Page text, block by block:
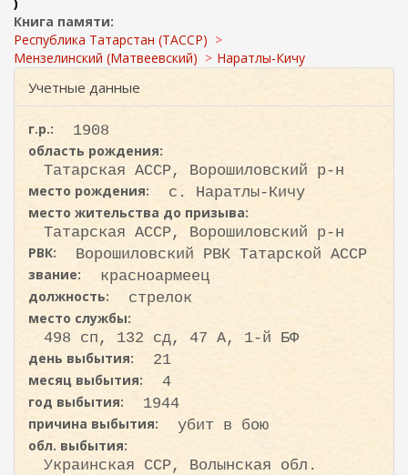
и
с
к
Книга памяти:
Республика Татарстан (ТАССР)
Мензелинский (Матвеевский)
Наратлы-Кичу
Учетные данные
г.р.:
1908
область рождения:
Татарская АССР, Ворошиловский р-н
место рождения:
с. Наратлы-Кичу
место жительства до призыва:
Татарская АССР, Ворошиловский р-н
РВК:
Ворошиловский РВК Татарской АССР
звание:
красноармеец
должность:
стрелок
место службы:
498 сп, 132 сд, 47 А, 1-й БФ
день выбытия:
21
месяц выбытия:
4
год выбытия:
1944
причина выбытия:
убит в бою
обл. выбытия:
Украинская ССР, Волынская обл.